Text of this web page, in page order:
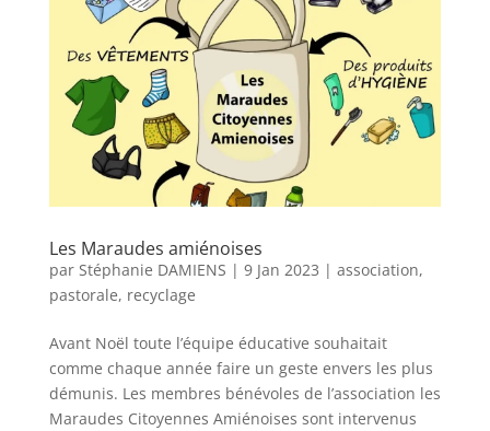
Les Maraudes amiénoises
par Stéphanie DAMIENS | 9 Jan 2023 | association,
pastorale, recyclage
Avant Noël toute l’équipe éducative souhaitait
comme chaque année faire un geste envers les plus
démunis. Les membres bénévoles de l’association les
Maraudes Citoyennes Amiénoises sont intervenus